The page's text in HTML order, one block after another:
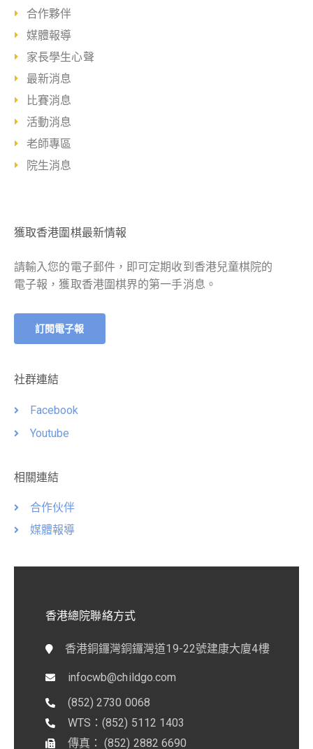
合作夥伴
媒體報導
家長學生心聲
最新消息
比賽消息
活動消息
老師專區
院生消息
獲取香港圍棋最新情報
請輸入您的電子郵件，即可定期收到香港兒童棋院的
電子報，獲取香港圍棋界的第一手消息。
訂閱電子報
社群連結
Facebook
Youtube
相關連結
合作伙伴
媒體報導
香港總院聯絡方式
香港銅鑼灣銅鑼灣道19-22號建康大廈4樓
infocwb@childgo.com
(852) 2730 0068
WTS：(852) 5112 1403
傳真： (852) 2882 6690